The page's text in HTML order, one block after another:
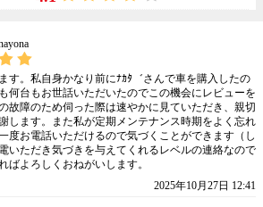
す。私自身かなり前にﾅｶﾀ゛さんで車を購入したの
何台もお世話いただいたのでこの機会にレビューを
故障のため伺った際は速やかに見ていただき、親切
します。また私が定期メンテナンス時期をよく忘れ
度お電話いただけるので気づくことができます（し
いただき気づきを与えてくれるレベルの連絡なので
ばよろしくおねがいします。
2025年10月27日 12:41